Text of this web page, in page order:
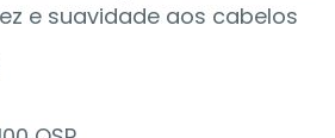
e suavidade aos cabelos